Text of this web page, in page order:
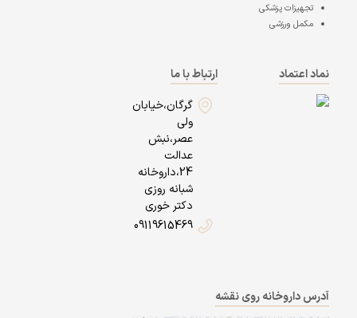
تجهیزات پزشکی
مکمل ورزشی
نماد اعتماد
ارتباط با ما
گرگان،خیابان
ولی
عصر،نبش
عدالت
24،داروخانه
شبانه روزی
دکتر خوری
09119615469
آدرس داروخانه روی نقشه